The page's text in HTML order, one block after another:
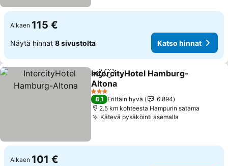
Alkaen 115 €
Näytä hinnat 8 sivustolta Katso hinnat
Jaa Lisää suosikkeihin
IntercityHotel Hamburg-
Altona
3 Tähtiluokitus
8,1 Erittäin hyvä
6 894
2.5 km kohteesta Hampurin satama
Kätevä pysäköinti asemalla
Alkaen 101 €